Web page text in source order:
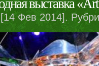
выставка
[14 Фев 2014].